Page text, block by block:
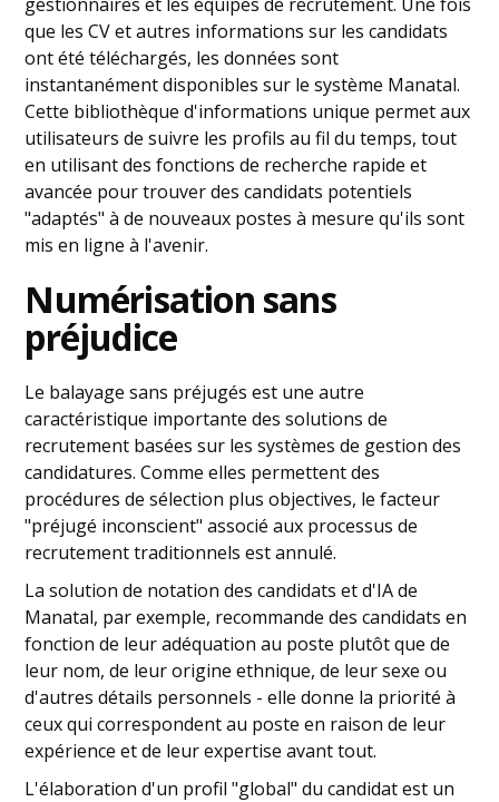
que les CV et autres informations sur les candidats
ont été téléchargés, les données sont
instantanément disponibles sur le système Manatal.
Cette bibliothèque d'informations unique permet aux
utilisateurs de suivre les profils au fil du temps, tout
en utilisant des fonctions de recherche rapide et
avancée pour trouver des candidats potentiels
"adaptés" à de nouveaux postes à mesure qu'ils sont
mis en ligne à l'avenir.
Numérisation sans
préjudice
Le balayage sans préjugés est une autre
caractéristique importante des solutions de
recrutement basées sur les systèmes de gestion des
candidatures. Comme elles permettent des
procédures de sélection plus objectives, le facteur
"préjugé inconscient" associé aux processus de
recrutement traditionnels est annulé.
La solution de notation des candidats et d'IA de
Manatal, par exemple, recommande des candidats en
fonction de leur adéquation au poste plutôt que de
leur nom, de leur origine ethnique, de leur sexe ou
d'autres détails personnels - elle donne la priorité à
ceux qui correspondent au poste en raison de leur
expérience et de leur expertise avant tout.
L'élaboration d'un profil "global" du candidat est un